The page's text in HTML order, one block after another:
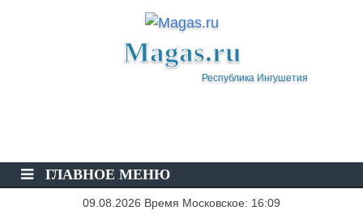
Magas.ru
Республика Ингушетия
ГЛАВНОЕ МЕНЮ
09.08.2026 Время Московское: 16:09